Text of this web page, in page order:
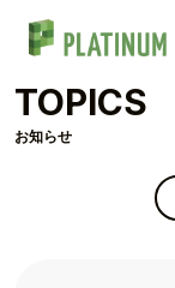
TOPICS
お知らせ